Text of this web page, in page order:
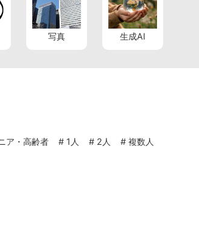
写真 生成AI
ア・高齢者 # 1人 # 2人 # 複数人